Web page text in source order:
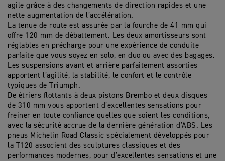
agile grâce à des changements de direction rapides et une
nette augmentation de l’accélération.
La tenue de route est assurée par la fourche de 41 mm qui
offre 120 mm de débattement. Les deux amortisseurs sont
réglables en précharge pour une expérience de conduite
parfaite que vous soyez en solo, en duo ou avec des bagages.
Les suspensions avant et arrière parfaitement assorties
apportent l’agilité, la stabilité, le confort et le contrôle
typiques de Triumph.
De étriers flottants à deux pistons Brembo et deux disques
de 310 mm vous apportent d’excellentes sensations pour
freiner en toute confiance quelles que soient les conditions,
avec la sécurité accrue de la dernière génération d’ABS. Les
pneus Michelin Road Classic spécialement développés pour
la T120 associent des sculptures classiques et des
performances modernes, pour d’excellentes sensations et une